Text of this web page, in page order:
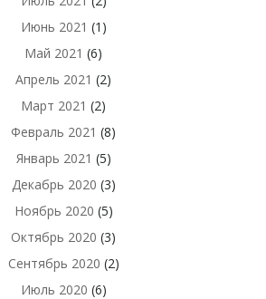
Июнь 2021 (1)
Май 2021 (6)
Апрель 2021 (2)
Март 2021 (2)
Февраль 2021 (8)
Январь 2021 (5)
Декабрь 2020 (3)
Ноябрь 2020 (5)
Октябрь 2020 (3)
Сентябрь 2020 (2)
Июль 2020 (6)